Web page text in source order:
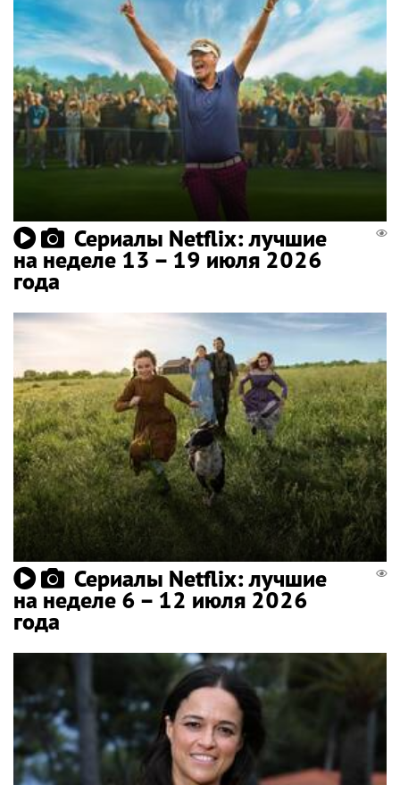
Сериалы Netflix: лучшие
на неделе 13 – 19 июля 2026
года
Сериалы Netflix: лучшие
на неделе 6 – 12 июля 2026
года